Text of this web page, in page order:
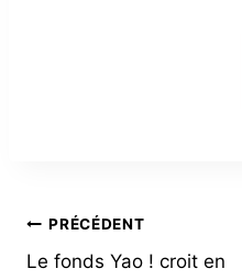
NAVIGATION
PRÉCÉDENT
Le fonds Yao ! croit en